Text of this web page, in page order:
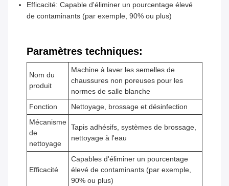
Efficacité: Capable d'éliminer un pourcentage élevé
de contaminants (par exemple, 90% ou plus)
Paramètres techniques:
Nom du
produit
Machine à laver les semelles de
chaussures non poreuses pour les
normes de salle blanche
Fonction
Nettoyage, brossage et désinfection
Mécanisme
de
nettoyage
Tapis adhésifs, systèmes de brossage,
nettoyage à l'eau
Efficacité
Capables d'éliminer un pourcentage
élevé de contaminants (par exemple,
90% ou plus)